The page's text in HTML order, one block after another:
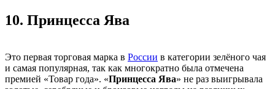
10. Принцесса Ява
Это первая торговая марка в России в категории зелёного чая
и самая популярная, так как многократно была отмечена
премией «Товар года». «Принцесса Ява» не раз выигрывала